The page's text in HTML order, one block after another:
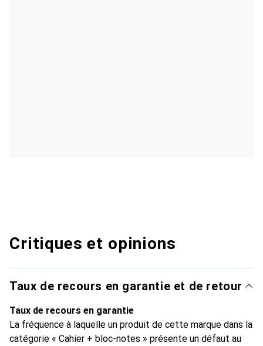
Critiques et opinions
Taux de recours en garantie et de retour
Taux de recours en garantie
La fréquence à laquelle un produit de cette marque dans la
catégorie « Cahier + bloc-notes » présente un défaut au